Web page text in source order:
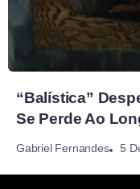
“Balística”
Se Perde Ao
Gabriel Fernandes 5